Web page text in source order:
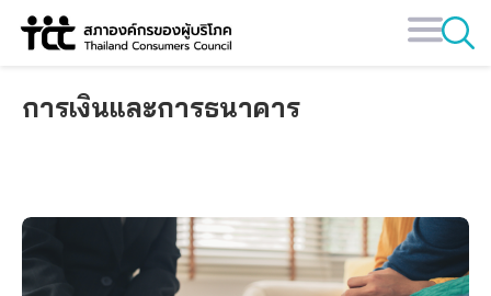
Skip
การเงินและการธนาคาร